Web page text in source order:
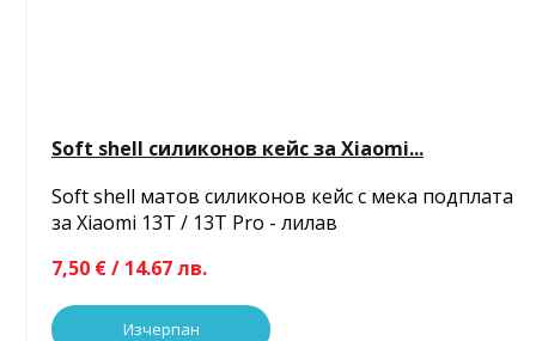
Soft shell силиконов кейс за Xiaomi...
Soft shell матов силиконов кейс с мека подплата
за Xiaomi 13T / 13T Pro - лилав
7,50 € / 14.67 лв.
Изчерпан